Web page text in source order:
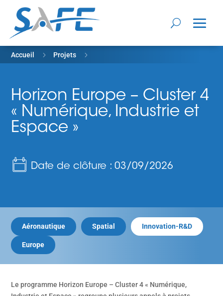
Accueil 5 Projets 5
Horizon Europe – Cluster 4
« Numérique, Industrie et
Espace »
Date de clôture : 03/09/2026
Aéronautique Spatial Innovation-R&D
Europe
Le programme Horizon Europe – Cluster 4 « Numérique,